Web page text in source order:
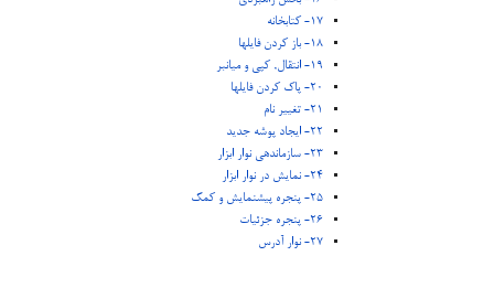
17- کتابخانه
18- باز کردن فایلها
19- انتقال, کپی و میانبر
20- پاک کردن فایلها
21- تغییر نام
22- ایجاد پوشه جدید
23- سازماندهی نوار ابزار
24- نمایش در نوار ابزار
25- پنجره پیشنمایش و کمک
26- پنجره جزئیات
27- نوار آدرس